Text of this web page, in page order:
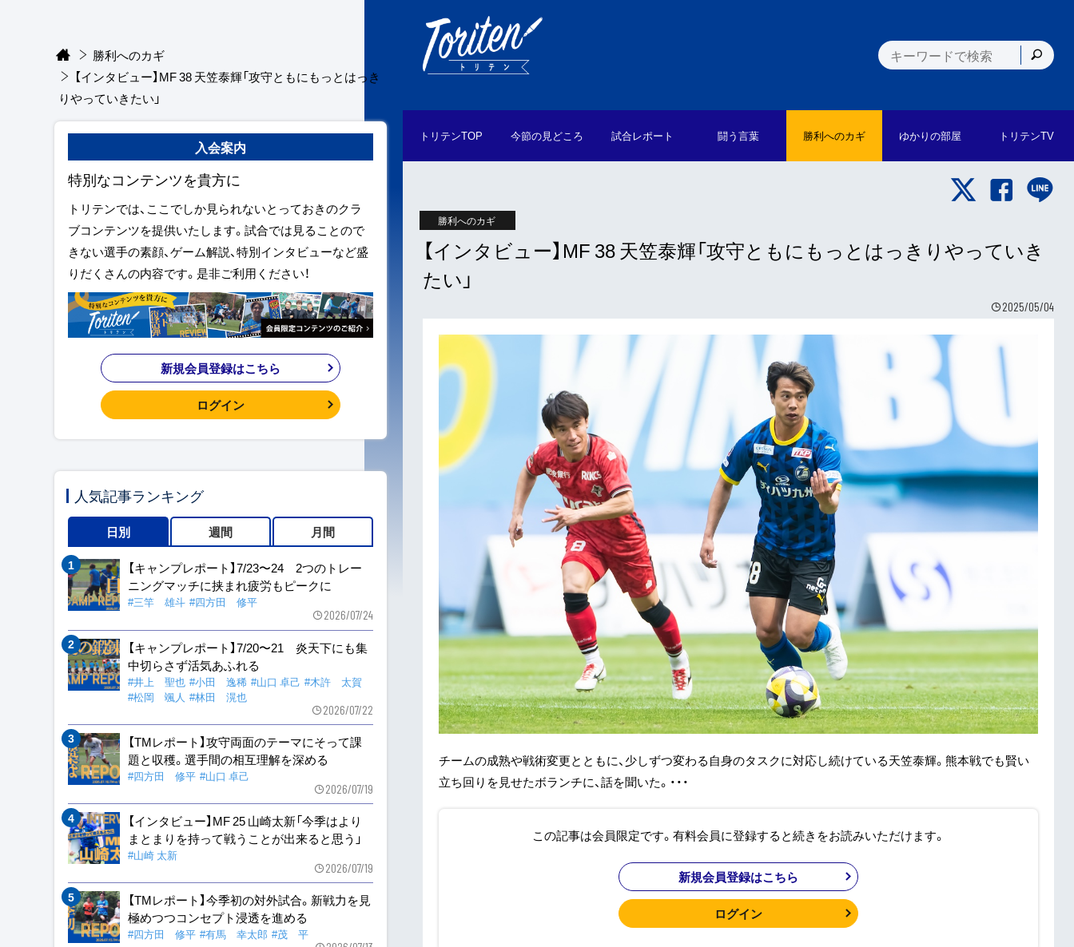
トリテンTOP 今節の見どころ 試合レポート 闘う言葉 勝利へのカギ ゆかりの部屋 トリテンTV
勝利へのカギ
【インタビュー】MF 38 天笠泰輝「攻守ともにもっとはっきりやっていき
たい」
2025/05/04
チームの成熟や戦術変更とともに、少しずつ変わる自身のタスクに対応し続けている天笠泰輝。熊本戦でも賢い
立ち回りを見せたボランチに、話を聞いた。・・・
この記事は会員限定です。有料会員に登録すると続きをお読みいただけます。
新規会員登録はこちら
ログイン
勝利へのカギ
【インタビュー】MF 38 天笠泰輝「攻守ともにもっとはっき
りやっていきたい」
入会案内
特別なコンテンツを貴方に
トリテンでは、ここでしか見られないとっておきのクラ
ブコンテンツを提供いたします。試合では見ることので
きない選手の素顔、ゲーム解説、特別インタビューなど盛
りだくさんの内容です。是非ご利用ください！
新規会員登録はこちら
ログイン
人気記事ランキング
日別 週間 月間
【キャンプレポート】7/23〜24 2つのトレー
ニングマッチに挟まれ疲労もピークに
#三竿 雄斗 #四方田 修平
2026/07/24
【キャンプレポート】7/20〜21 炎天下にも集
中切らさず活気あふれる
#井上 聖也 #小田 逸稀 #山口 卓己 #木許 太賀
#松岡 颯人 #林田 滉也
2026/07/22
【TMレポート】攻守両面のテーマにそって課
題と収穫。選手間の相互理解を深める
#四方田 修平 #山口 卓己
2026/07/19
【インタビュー】MF 25 山崎太新「今季はより
まとまりを持って戦うことが出来ると思う」
#山崎 太新
2026/07/19
【TMレポート】今季初の対外試合。新戦力を見
極めつつコンセプト浸透を進める
#四方田 修平 #有馬 幸太郎 #茂 平